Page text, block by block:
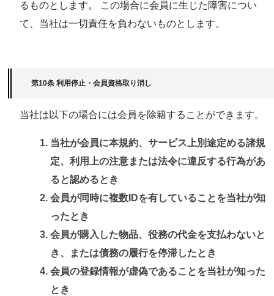
るものとします。 この場合に会員に生じた障害につい
て、当社は一切責任を負わないものとします。
第10条 利用停止・会員資格取り消し
当社は以下の場合には会員を除籍することができます。
当社が会員に本規約、サービス上別途定める諸規
定、利用上の注意または法令に違反する行為があ
ると認めるとき
会員が同時に複数IDを有していることを当社が知
ったとき
会員が購入した物品、役務の代金を支払わないと
き、または債務の履行を停滞したとき
会員の登録情報が虚偽であることを当社が知った
とき